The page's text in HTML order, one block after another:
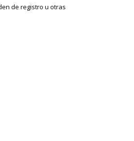
de registro u otras